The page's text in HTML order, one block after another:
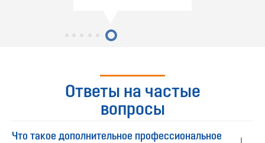
Ответы на частые
вопросы
Что такое дополнительное профессиональное